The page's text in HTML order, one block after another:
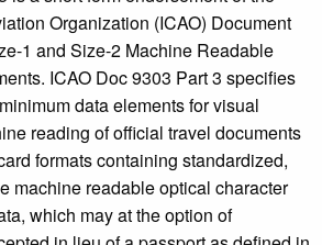
Organization (ICAO) Document
1 and Size-2 Machine Readable
ICAO Doc 9303 Part 3 specifies
data elements for visual
reading of official travel documents
formats containing standardized,
machine readable optical character
which may at the option of